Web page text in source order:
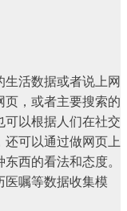
活数据或者说上网
，或者主要搜索的
以根据人们在社交
可以通过做网页上
西的看法和态度。
嘱等数据收集模